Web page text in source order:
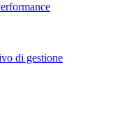
di gestione